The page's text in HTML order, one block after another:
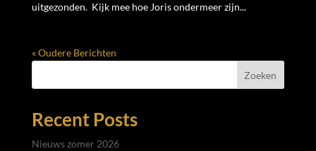
uitgezonden. Kijk mee hoe Joris ondermeer zijn...
« Oudere Berichten
Zoeken
Recent Posts
Nieuws zomer 2026